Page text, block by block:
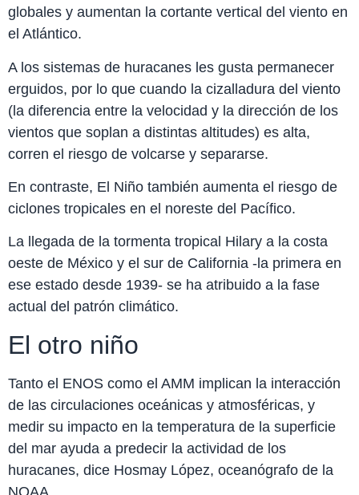
globales y aumentan la cortante vertical del viento en
el Atlántico.
A los sistemas de huracanes les gusta permanecer
erguidos, por lo que cuando la cizalladura del viento
(la diferencia entre la velocidad y la dirección de los
vientos que soplan a distintas altitudes) es alta,
corren el riesgo de volcarse y separarse.
En contraste, El Niño también aumenta el riesgo de
ciclones tropicales en el noreste del Pacífico.
La llegada de la tormenta tropical Hilary a la costa
oeste de México y el sur de California -la primera en
ese estado desde 1939- se ha atribuido a la fase
actual del patrón climático.
El otro niño
Tanto el ENOS como el AMM implican la interacción
de las circulaciones oceánicas y atmosféricas, y
medir su impacto en la temperatura de la superficie
del mar ayuda a predecir la actividad de los
huracanes, dice Hosmay López, oceanógrafo de la
NOAA.